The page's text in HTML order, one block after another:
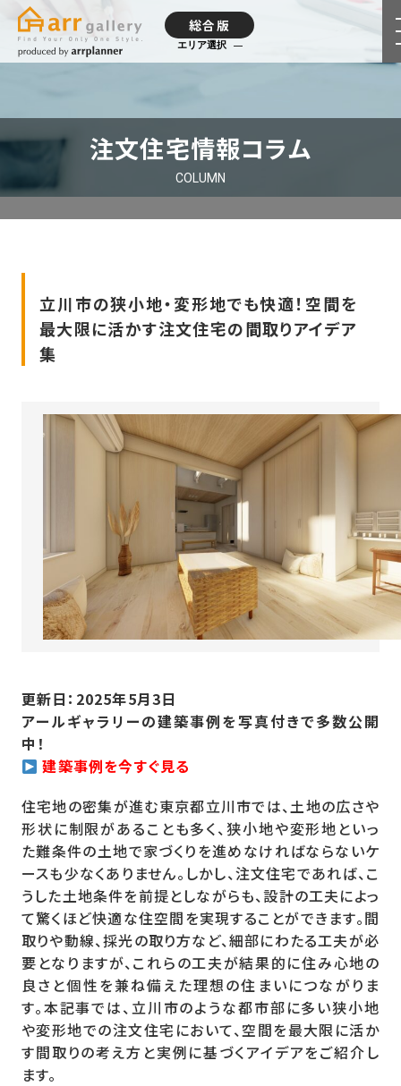
総合版
エリア選択
注文住宅情報コラム
COLUMN
立川市の狭小地・変形地でも快適！空間を
最大限に活かす注文住宅の間取りアイデア
集
更新日：2025年5月3日
アールギャラリーの建築事例を写真付きで多数公開
中！
建築事例を今すぐ見る
住宅地の密集が進む東京都立川市では、土地の広さや
形状に制限があることも多く、狭小地や変形地といっ
た難条件の土地で家づくりを進めなければならないケ
ースも少なくありません。しかし、注文住宅であれば、こ
うした土地条件を前提としながらも、設計の工夫によっ
て驚くほど快適な住空間を実現することができます。間
取りや動線、採光の取り方など、細部にわたる工夫が必
要となりますが、これらの工夫が結果的に住み心地の
良さと個性を兼ね備えた理想の住まいにつながりま
す。本記事では、立川市のような都市部に多い狭小地
や変形地での注文住宅において、空間を最大限に活か
す間取りの考え方と実例に基づくアイデアをご紹介し
ます。